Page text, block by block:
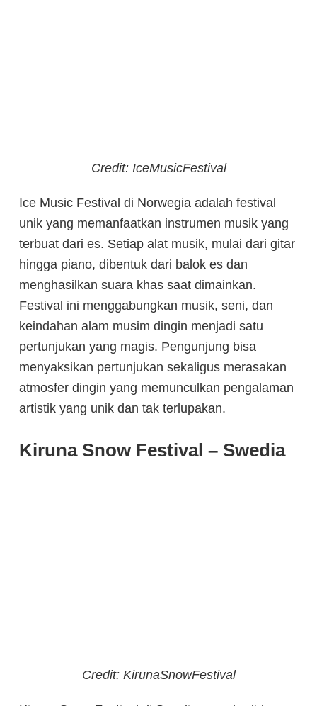
Credit: IceMusicFestival
Ice Music Festival di Norwegia adalah festival
unik yang memanfaatkan instrumen musik yang
terbuat dari es. Setiap alat musik, mulai dari gitar
hingga piano, dibentuk dari balok es dan
menghasilkan suara khas saat dimainkan.
Festival ini menggabungkan musik, seni, dan
keindahan alam musim dingin menjadi satu
pertunjukan yang magis. Pengunjung bisa
menyaksikan pertunjukan sekaligus merasakan
atmosfer dingin yang memunculkan pengalaman
artistik yang unik dan tak terlupakan.
Kiruna Snow Festival – Swedia
Credit: KirunaSnowFestival